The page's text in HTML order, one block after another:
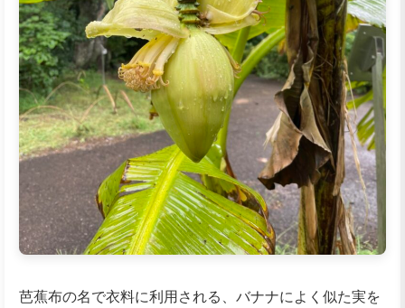
芭蕉布の名で衣料に利用される、バナナによく似た実を